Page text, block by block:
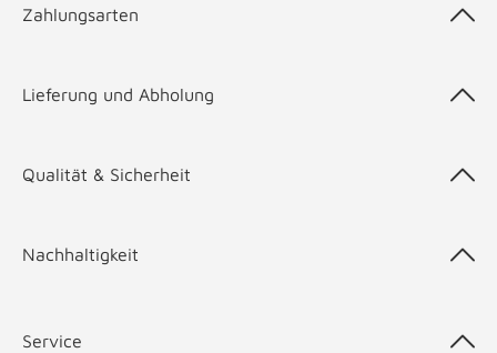
Zahlungsarten
Lieferung und Abholung
Qualität & Sicherheit
Nachhaltigkeit
Service